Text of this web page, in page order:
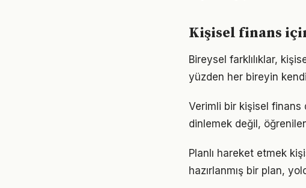
Kişisel finans
Bireysel farklılıklar,
yüzden her bireyin
Verimli bir kişisel finans
dinlemek değil,
Planlı hareket etmek
hazırlanmış bir plan,